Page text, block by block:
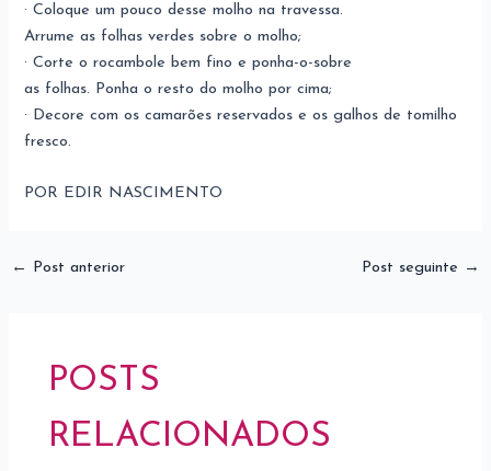
· Coloque um pouco desse molho na travessa.
Arrume as folhas verdes sobre o molho;
· Corte o rocambole bem fino e ponha-o-sobre
as folhas. Ponha o resto do molho por cima;
· Decore com os camarões reservados e os galhos de tomilho
fresco.
POR EDIR NASCIMENTO
← Post anterior Post seguinte →
POSTS
RELACIONADOS